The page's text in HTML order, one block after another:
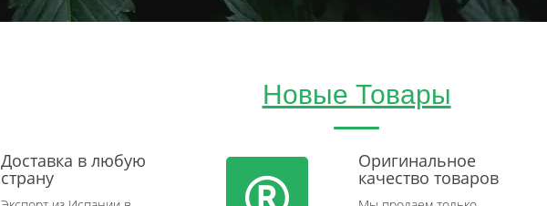
Новые Товары
Доставка в любую
страну
Оригинальное
качество товаров